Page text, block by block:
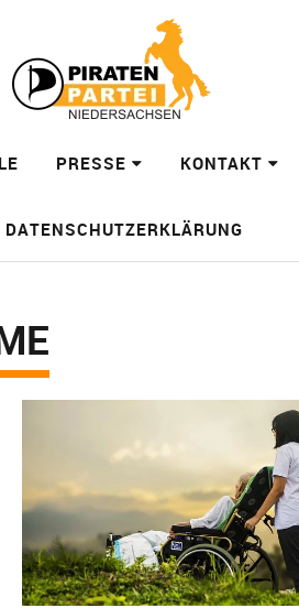
PRESSE KONTAKT
DATENSCHUTZERKLÄRUNG